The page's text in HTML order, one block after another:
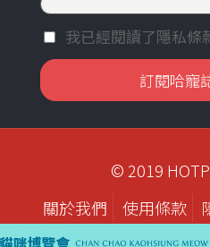
我已經閱讀了隱私條
© 2019
關於我們
使用條款
歷年